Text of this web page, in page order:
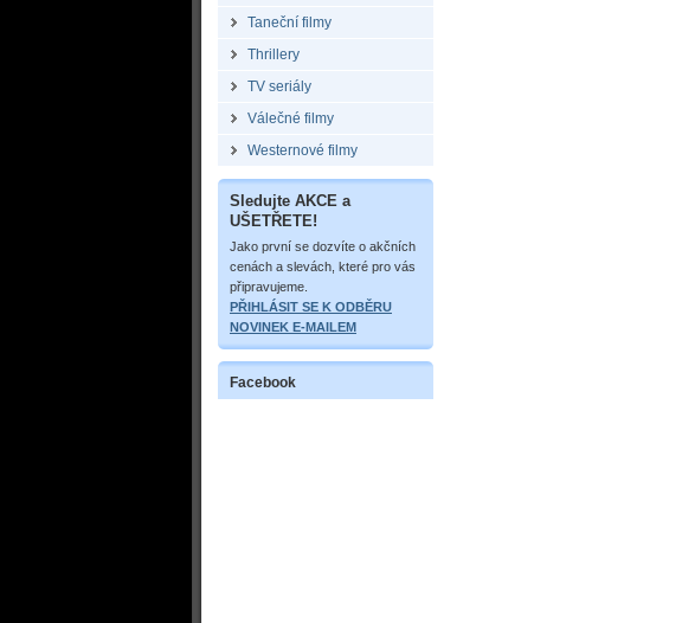
Taneční filmy
Thrillery
TV seriály
Válečné filmy
Westernové filmy
Sledujte AKCE a
UŠETŘETE!
Jako první se dozvíte o akčních
cenách a slevách, které pro vás
připravujeme.
PŘIHLÁSIT SE K ODBĚRU
NOVINEK E-MAILEM
Facebook